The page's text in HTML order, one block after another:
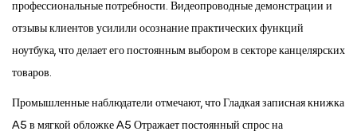
профессиональные потребности. Видеопроводные демонстрации и
отзывы клиентов усилили осознание практических функций
ноутбука, что делает его постоянным выбором в секторе канцелярских
товаров.
Промышленные наблюдатели отмечают, что Гладкая записная книжка
A5 в мягкой обложке A5 Отражает постоянный спрос на